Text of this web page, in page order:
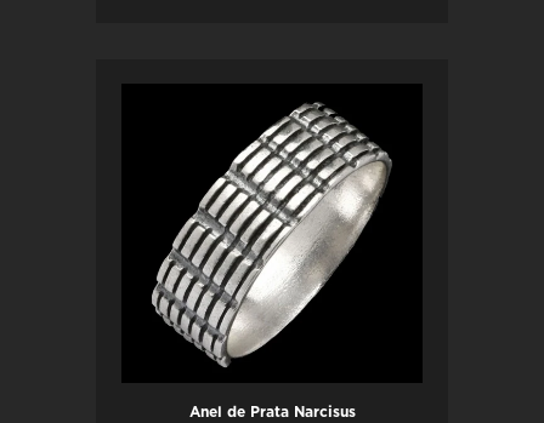
Anel de Prata Narcisus